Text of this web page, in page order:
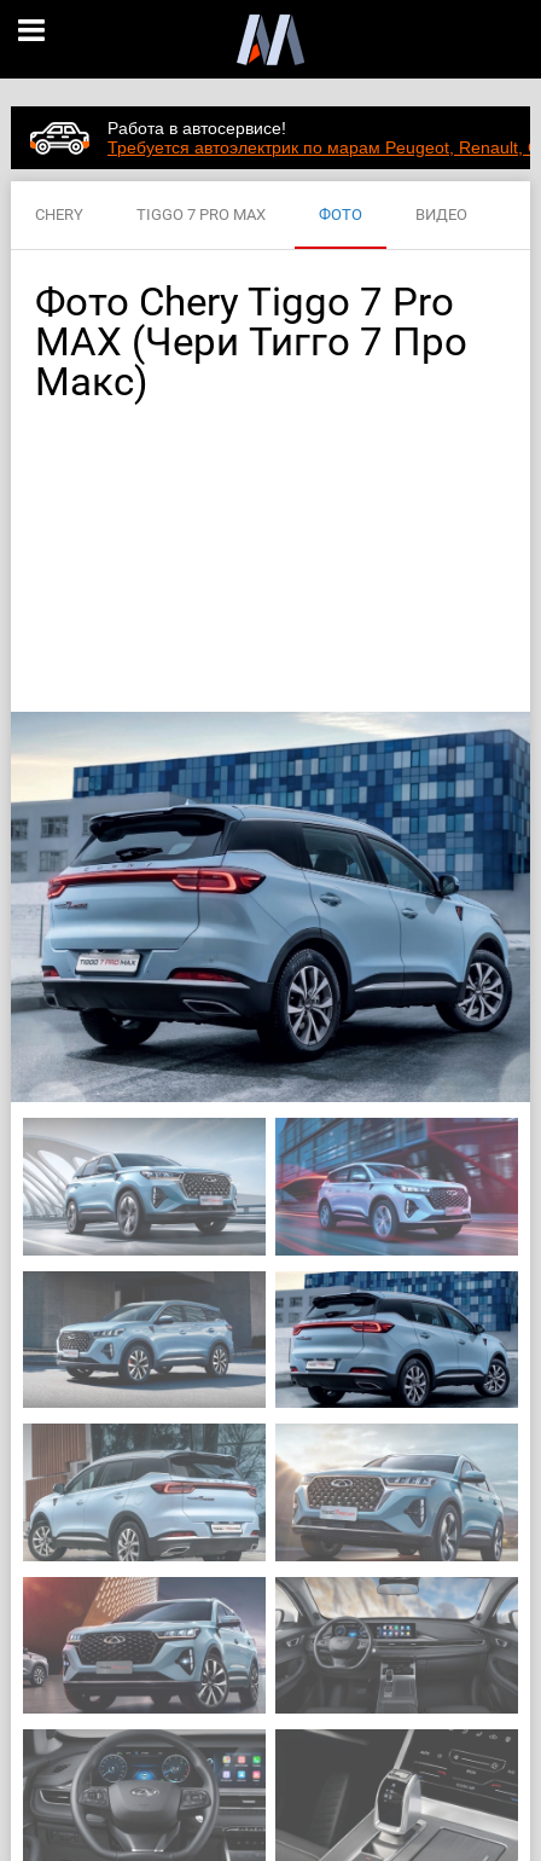
Работа в автосервисе!
Требуется автоэлектрик по марам Peugeot, Renault,
CHERY TIGGO 7 PRO MAX ФОТО ВИДЕО
ХАРАКТЕРИСТИКИ
Фото Chery Tiggo 7 Pro
MAX (Чери Тигго 7 Про
Макс)